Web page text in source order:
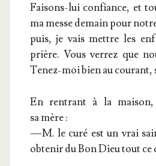
Fai­sons-lui confiance, et
ma messe demain pour
puis, je vais mettre les
prière. Vous ver­rez que
Tenez-moi bien au cou­rant,
En ren­trant à la
sa mère :
— M. le curé est un vrai
obte­nir du Bon Dieu tout ce